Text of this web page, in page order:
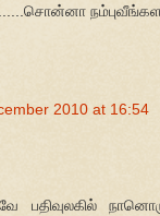
2010 at 16:54
பதிவுலகில்